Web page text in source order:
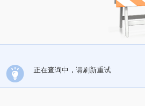
正在查询中，请刷新重试